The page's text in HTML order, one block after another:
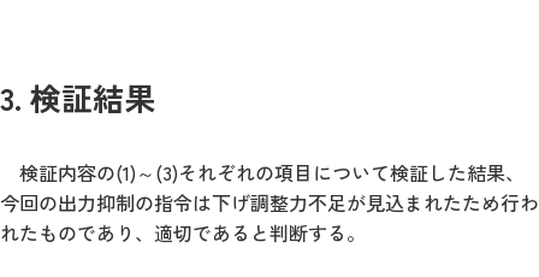
3. 検証結果
検証内容の(1)～(3)それぞれの項目について検証した結果、
今回の出力抑制の指令は下げ調整力不足が見込まれたため行わ
れたものであり、適切であると判断する。